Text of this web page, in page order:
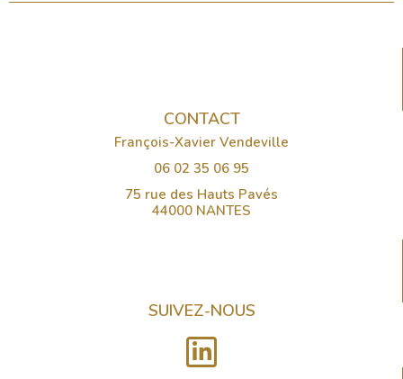
CONTACT
François-Xavier Vendeville
06 02 35 06 95
75 rue des Hauts Pavés
44000 NANTES
SUIVEZ-NOUS